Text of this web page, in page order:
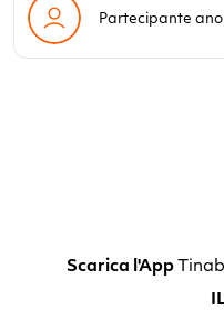
Partecipante
Scarica l'App